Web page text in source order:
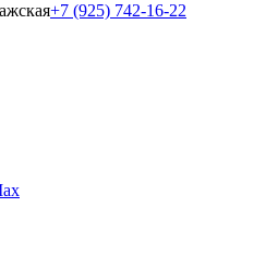
+7 (925) 742-16-22